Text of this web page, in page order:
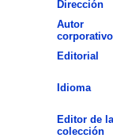
Dirección
Autor
corporativo
Editorial
Idioma
Editor de la
colección